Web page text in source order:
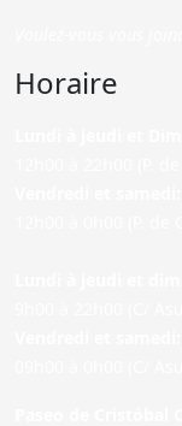
Horaire